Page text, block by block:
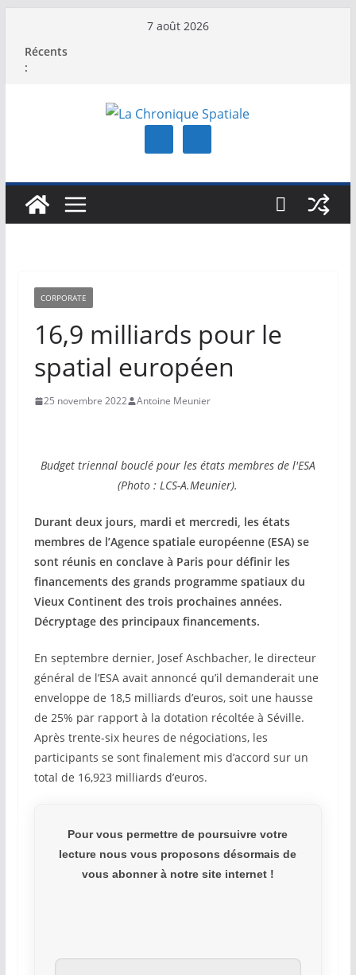
contenu
7 août 2026
Récents
:
CORPORATE
16,9 milliards pour le
spatial européen
25 novembre 2022 Antoine Meunier
Budget triennal bouclé pour les états membres de l'ESA
(Photo : LCS-A.Meunier).
Durant deux jours, mardi et mercredi, les états
membres de l’Agence spatiale européenne (ESA) se
sont réunis en conclave à Paris pour définir les
financements des grands programme spatiaux du
Vieux Continent des trois prochaines années.
Décryptage des principaux financements.
En septembre dernier, Josef Aschbacher, le directeur
général de l’ESA avait annoncé qu’il demanderait une
enveloppe de 18,5 milliards d’euros, soit une hausse
de 25% par rapport à la dotation récoltée à Séville.
Après trente-six heures de négociations, les
participants se sont finalement mis d’accord sur un
total de 16,923 milliards d’euros.
Pour vous permettre de poursuivre votre
lecture nous vous proposons désormais de
vous abonner à notre site internet !